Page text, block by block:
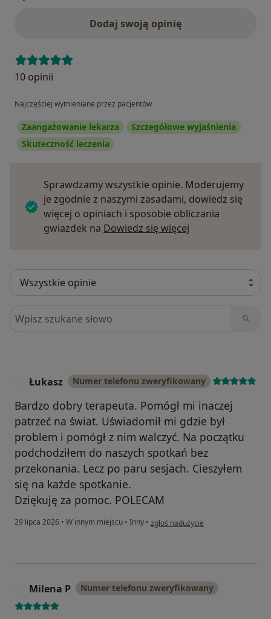
Dodaj swoją opinię
10 opinii
Najczęściej wymieniane przez pacjentów
Zaangażowanie lekarza
Szczegółowe wyjaśnienia
Skuteczność leczenia
Sprawdzamy wszystkie opinie. Moderujemy
je zgodnie z naszymi zasadami, dowiedz się
więcej o opiniach i sposobie obliczania
gwiazdek na Dowiedz się więcej
Szukaj w opiniach
Łukasz Numer telefonu zweryfikowany
Bardzo dobry terapeuta. Pomógł mi inaczej
patrzeć na świat. Uświadomił mi gdzie był
problem i pomógł z nim walczyć. Na początku
podchodziłem do naszych spotkań bez
przekonania. Lecz po paru sesjach. Cieszyłem
się na każde spotkanie.
Dziękuję za pomoc. POLECAM
29 lipca 2026 • W innym miejscu • Inny • w opinii użytkownika Łukasz
zgłoś nadużycie
Milena P Numer telefonu zweryfikowany